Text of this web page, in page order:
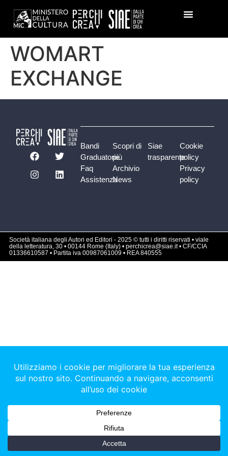
WOMART
EXCHANGE
Bandi
Graduatorie
Faq
Assistenza
Scopri di
più
Archivio
News
Siae
trasparente
Cookie
policy
Privacy
policy
Società italiana degli Autori ed Editori - 2025 © tutti i diritti riservati • viale
della letteratura, 30 • 00144 Rome (Italy) • perchicrea@siae.it • CF/CCIA
01336610587 • Partita iva 00987061009 • REA 840555